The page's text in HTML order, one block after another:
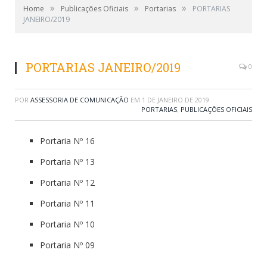
Home » Publicações Oficiais » Portarias »
PORTARIAS
JANEIRO/2019
PORTARIAS JANEIRO/2019 0
POR ASSESSORIA DE COMUNICAÇÃO EM 1 DE JANEIRO DE 2019
PORTARIAS, PUBLICAÇÕES OFICIAIS
Portaria Nº 16
Portaria Nº 13
Portaria Nº 12
Portaria Nº 11
Portaria Nº 10
Portaria Nº 09